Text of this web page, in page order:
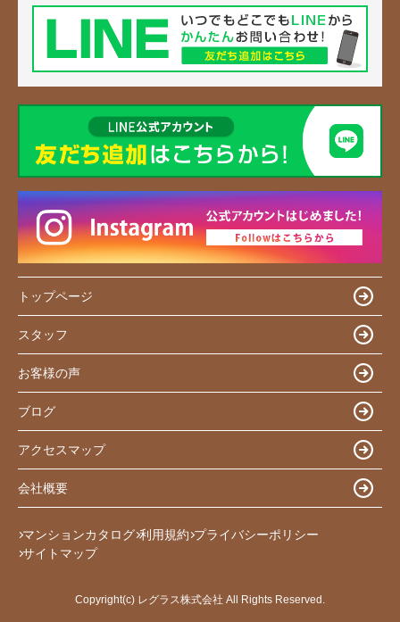
トップページ
スタッフ
お客様の声
ブログ
アクセスマップ
会社概要
マンションカタログ 利用規約 プライバシーポリシー
サイトマップ
Copyright(c) レグラス株式会社 All Rights Reserved.